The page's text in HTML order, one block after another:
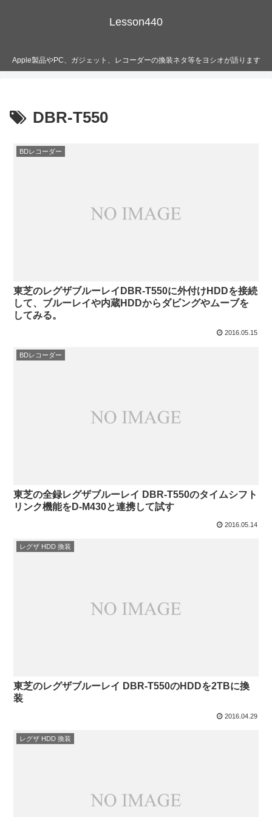
Lesson440
Apple製品やPC、ガジェット、レコーダーの換装ネタ等をヨシオが語ります
DBR-T550
BDレコーダー
東芝のレグザブルーレイDBR-T550に外付けHDDを接続
して、ブルーレイや内蔵HDDからダビングやムーブを
してみる。
2016.05.15
BDレコーダー
東芝の全録レグザブルーレイ DBR-T550のタイムシフト
リンク機能をD-M430と連携して試す
2016.05.14
レグザ HDD 換装
東芝のレグザブルーレイ DBR-T550のHDDを2TBに換
装
2016.04.29
レグザ HDD 換装